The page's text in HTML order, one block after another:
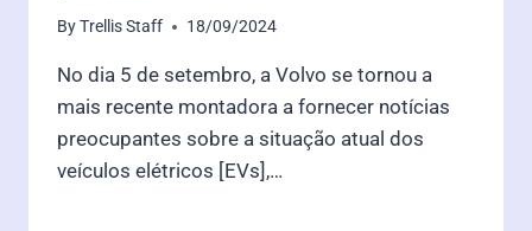
ByTrellis Staff 18/09/2024
No dia 5 de setembro, a Volvo se tornou a
mais recente montadora a fornecer notícias
preocupantes sobre a situação atual dos
veículos elétricos [EVs],…